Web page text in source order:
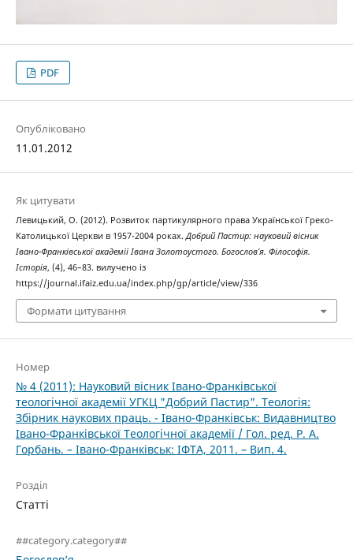
PDF
Опубліковано
11.01.2012
Як цитувати
Левицький, О. (2012). Розвиток партикулярного права Української Греко-
Католицької Церкви в 1957-2004 роках. Добрий Пастир: науковий вісник
Івано-Франківської академії Івана Золотоустого. Богослов’я. Філософія.
Історія, (4), 46–83. вилучено із
https://journal.ifaiz.edu.ua/index.php/gp/article/view/336
Формати цитування
Номер
№ 4 (2011): Науковий вісник Івано-Франківської
теологічної академії УГКЦ "Добрий Пастир". Теологія:
Збірник наукових праць. - Івано-Франківськ: Видавництво
Івано-Франківської Теологічної академії / Гол. ред. Р. А.
Горбань. – Івано-Франківськ: ІФТА, 2011. – Вип. 4.
Розділ
Статті
##category.category##